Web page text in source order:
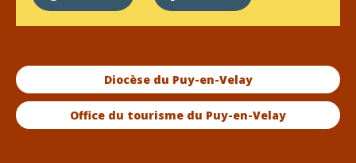
Diocèse du Puy-en-Velay
Office du tourisme du Puy-en-Velay